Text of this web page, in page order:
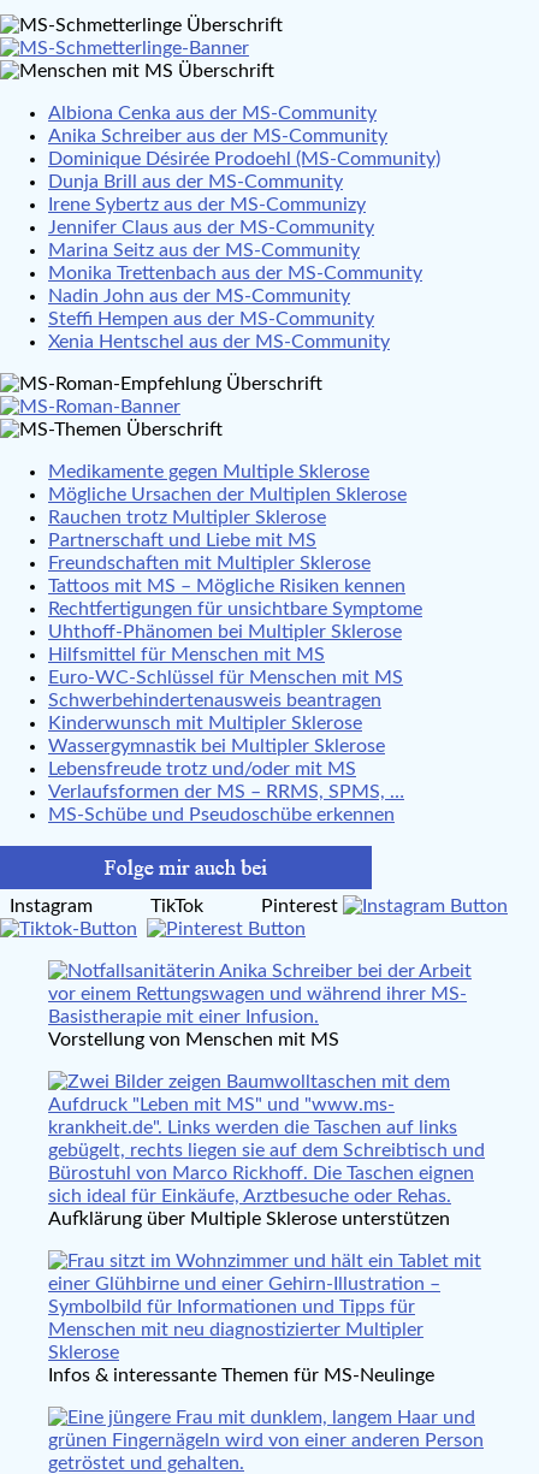
Albiona Cenka aus der MS-Community
Anika Schreiber aus der MS-Community
Dominique Désirée Prodoehl (MS-Community)
Dunja Brill aus der MS-Community
Irene Sybertz aus der MS-Communizy
Jennifer Claus aus der MS-Community
Marina Seitz aus der MS-Community
Monika Trettenbach aus der MS-Community
Nadin John aus der MS-Community
Steffi Hempen aus der MS-Community
Xenia Hentschel aus der MS-Community
Medikamente gegen Multiple Sklerose
Mögliche Ursachen der Multiplen Sklerose
Rauchen trotz Multipler Sklerose
Partnerschaft und Liebe mit MS
Freundschaften mit Multipler Sklerose
Tattoos mit MS – Mögliche Risiken kennen
Rechtfertigungen für unsichtbare Symptome
Uhthoff-Phänomen bei Multipler Sklerose
Hilfsmittel für Menschen mit MS
Euro-WC-Schlüssel für Menschen mit MS
Schwerbehindertenausweis beantragen
Kinderwunsch mit Multipler Sklerose
Wassergymnastik bei Multipler Sklerose
Lebensfreude trotz und/oder mit MS
Verlaufsformen der MS – RRMS, SPMS, …
MS-Schübe und Pseudoschübe erkennen
Instagram TikTok Pinterest
Vorstellung von Menschen mit MS
Aufklärung über Multiple Sklerose unterstützen
Infos & interessante Themen für MS-Neulinge